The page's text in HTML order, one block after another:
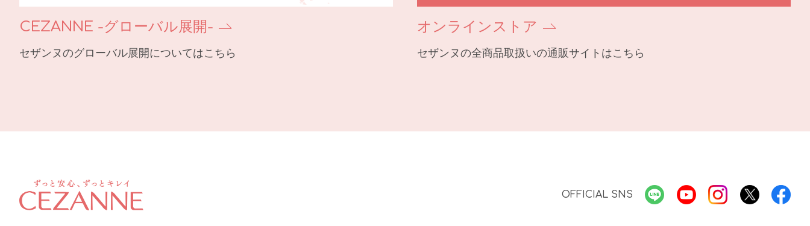
CEZANNE -グローバル展開-
セザンヌのグローバル展開についてはこちら
オンラインストア
セザンヌの全商品取扱いの通販サイトはこちら
OFFICIAL SNS